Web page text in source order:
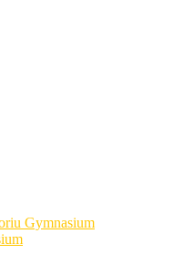
Gymnasium